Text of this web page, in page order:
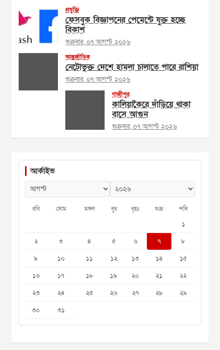
প্রযুক্তি
ফেসবুক বিজ্ঞাপনের পেমেন্টে যুক্ত হচ্ছে
বিকাশ
শুক্রবার, ০৭ আগস্ট ২০২৬
আন্তর্জাতিক
নেটোভুক্ত দেশে হামলা চালাতে পারে রাশিয়া
শুক্রবার, ০৭ আগস্ট ২০২৬
গাজীপুর
কালিয়াকৈরে দাঁড়িয়ে থাকা
বাসে আগুন
শুক্রবার, ০৭ আগস্ট ২০২৬
আর্কাইভ
রবি সোম মঙ্গল বুধ বৃহঃ শুক্র শনি
১
২
৩ ৪ ৫ ৬ ৭
৮
৯
১০ ১১ ১২ ১৩ ১৪
১৫
১৬
১৭ ১৮ ১৯ ২০ ২১
২২
২৩
২৪ ২৫ ২৬ ২৭ ২৮
২৯
৩০
৩১